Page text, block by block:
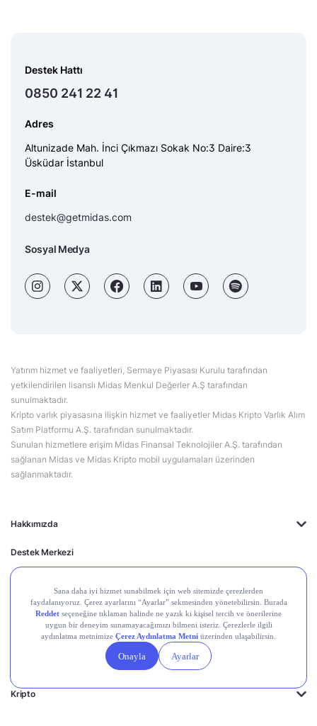
Hakkımızda
Destek Merkezi
Midas'ın Kulakları
Midas Akademi
Borsa Terimleri
Kripto
Destek Hattı
0850 241 22 41
Adres
Altunizade Mah. İnci Çıkmazı Sokak No:3 Daire:3
Üsküdar İstanbul
E-mail
destek@getmidas.com
Sosyal Medya
Yatırım hizmet ve faaliyetleri, Sermaye Piyasası Kurulu tarafından
yetkilendirilen lisanslı Midas Menkul Değerler A.Ş tarafından
sunulmaktadır.
Kripto varlık piyasasına ilişkin hizmet ve faaliyetler Midas Kripto Varlık Alım
Satım Platformu A.Ş. tarafından sunulmaktadır.
Sunulan hizmetlere erişim Midas Finansal Teknolojiler A.Ş. tarafından
sağlanan Midas ve Midas Kripto mobil uygulamaları üzerinden
sağlanmaktadır.